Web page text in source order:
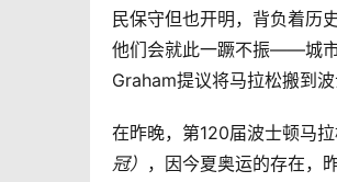
民保守但也开明，背负着历
他们会就此一蹶不振——城
Graham提议将马拉松搬到
在昨晚，第120届波士顿马
冠） ，因今夏奥运的存在，